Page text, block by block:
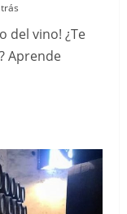
del vino! ¿Te
Aprende